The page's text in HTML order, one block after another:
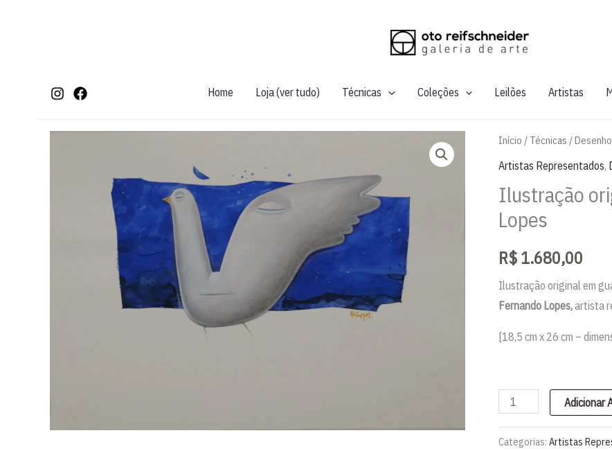
Home Loja (ver tudo) Técnicas Coleções Leilões Artistas
Início / Técnicas /Desenho
Artistas Representados,
Ilustração
Lopes
R$1.680,00
Ilustração original em
Fernando Lopes,artista
[18,5 cm x 26 cm –
Ilustração
'Pomba
Adicionar
Categorias: Artistas